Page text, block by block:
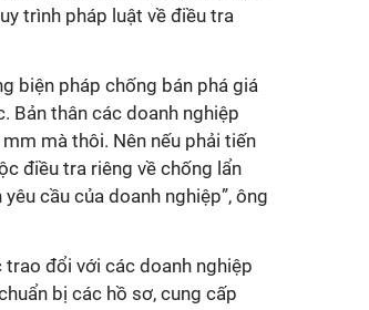
trình pháp luật về điều tra
biện pháp chống bán phá giá
Bản thân các doanh nghiệp
mà thôi. Nên nếu phải tiến
điều tra riêng về chống lẩn
cầu của doanh nghiệp”, ông
trao đổi với các doanh nghiệp
bị các hồ sơ, cung cấp